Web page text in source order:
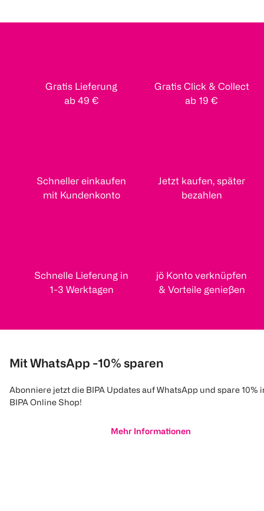
Gratis Lieferung
ab 49 €
Gratis Click & Collect
ab 19 €
Schneller einkaufen
mit Kundenkonto
Jetzt kaufen, später
bezahlen
Schnelle Lieferung in
1-3 Werktagen
jö Konto verknüpfen
& Vorteile genießen
Mit WhatsApp -10% sparen
Abonniere jetzt die BIPA Updates auf WhatsApp und spare 10%
BIPA Online Shop!
Mehr Informationen